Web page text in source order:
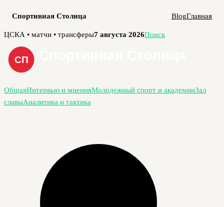
Спортивная Столица BlogГлавная
Перейти
содержимому
ЦСКА • матчи • трансферы7 августа 2026Поиск
ОбщаяИнтервью и мненияМолодежный спорт и академииЗал
славыАналитика и тактика